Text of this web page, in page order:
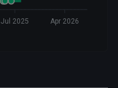
Jul 2025 Apr 2026